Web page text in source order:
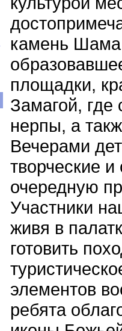
камень
площадки,
Замагой, где
нерпы, а
Вечерами
творческие
очередную
Участники
живя в
готовить
элементов
ребята